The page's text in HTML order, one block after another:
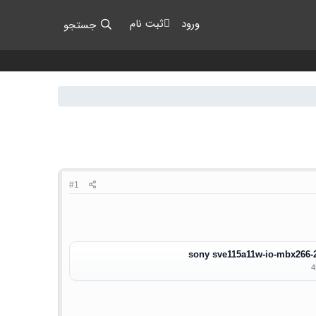
ورود ثبت نام جستجو
#1
sony sve115a11w-io-mbx266-